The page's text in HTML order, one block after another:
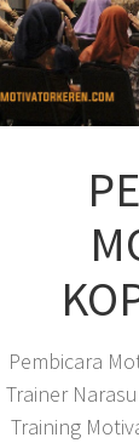
Pembicara
Trainer
Training